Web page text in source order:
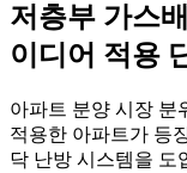
저층부 가스
이디어 적용
아파트 분양 시장 분
적용한 아파트가 등
닥 난방 시스템을 도